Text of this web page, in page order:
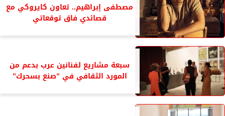
مصطفى إبراهيم.. تعاون كايروكي مع
قصائدي فاق توقعاتي
سبعة مشاريع لفنانين عرب بدعم من
المورد الثقافي في ”صنع بسحرك”